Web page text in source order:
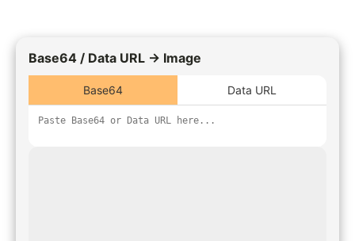
Base64 / Data URL → Image
Base64 Data URL